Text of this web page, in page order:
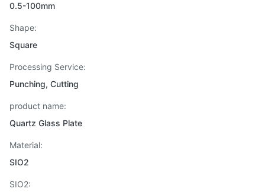
0.5-100mm
Shape:
Square
Processing Service:
Punching, Cutting
product name:
Quartz Glass Plate
Material:
SIO2
SIO2: